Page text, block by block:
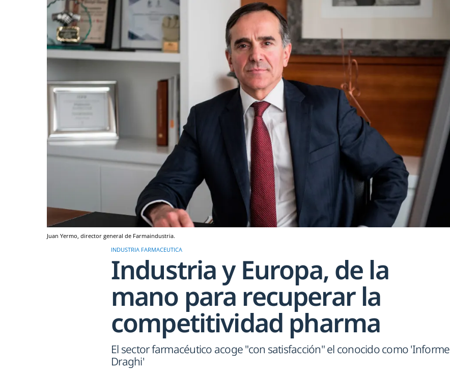
Juan Yermo, director general de Farmaindustria.
INDUSTRIA FARMACEUTICA
Industria y Europa, de la
mano para recuperar la
competitividad pharma
El sector farmacéutico acoge "con satisfacción" el conocido como 'Informe
Draghi'